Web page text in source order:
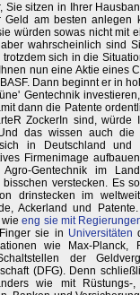
Sie sitzen in Ihrer
Geld am besten anlegen
würden sowas nicht mit
wahrscheinlich sind
sich in die
nun eine Aktie eines
Dann beginnt er in
Gentechnik
dann die Patente
ZockerIn sind, würde
das wissen auch die
in Deutschland und
Firmenimage
Gentechnik im
verstecken. Es
drinstecken im
Ackerland und
wieeng sie mit
sie in Universitäten
wie Max-Planck,
der
(DFG). Denn
wie mit Rüstungs-,